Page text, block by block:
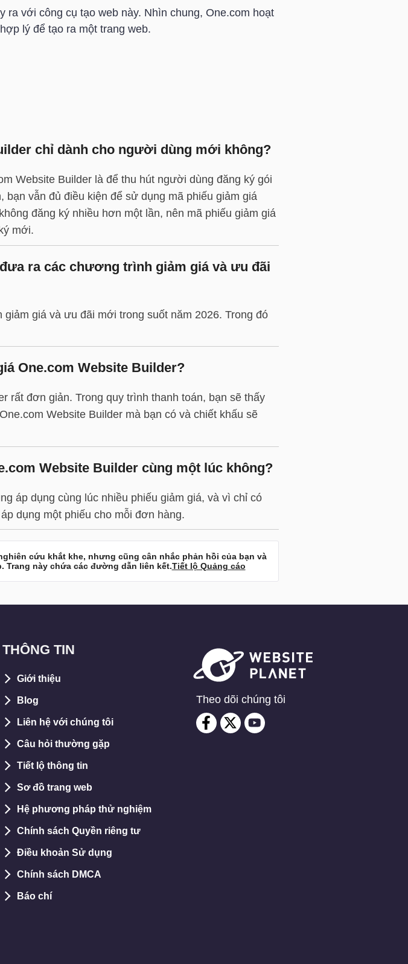
với công cụ tạo web này. Nhìn chung, One.com hoạt
lý để tạo ra một trang web.
chỉ dành cho người dùng mới không?
Website Builder là để thu hút người dùng đăng ký gói
vẫn đủ điều kiện để sử dụng mã phiếu giảm giá
đăng ký nhiều hơn một lần, nên mã phiếu giảm giá
mới.
ra các chương trình giảm giá và ưu đãi
giá và ưu đãi mới trong suốt năm 2026. Trong đó
One.com Website Builder?
rất đơn giản. Trong quy trình thanh toán, bạn sẽ thấy
Website Builder mà bạn có và chiết khấu sẽ
Website Builder cùng một lúc không?
áp dụng cùng lúc nhiều phiếu giảm giá, và vì chỉ có
dụng một phiếu cho mỗi đơn hàng.
cứu khắt khe, nhưng cũng cân nhắc phản hồi của bạn và
này chứa các đường dẫn liên kết.Tiết lộ Quảng cáo
THÔNG TIN
Giới thiệu
Blog
Liên hệ với chúng tôi
Câu hỏi thường gặp
Tiết lộ thông tin
Sơ đồ trang web
Hệ phương pháp thử nghiệm
Chính sách Quyền riêng tư
Điều khoản Sử dụng
Chính sách DMCA
Báo chí
Theo dõi chúng tôi